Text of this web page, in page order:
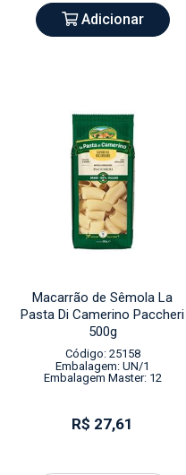
Adicionar
Macarrão de Sêmola La
Pasta Di Camerino Paccheri
500g
Código: 25158
Embalagem: UN/1
Embalagem Master: 12
R$ 27,61